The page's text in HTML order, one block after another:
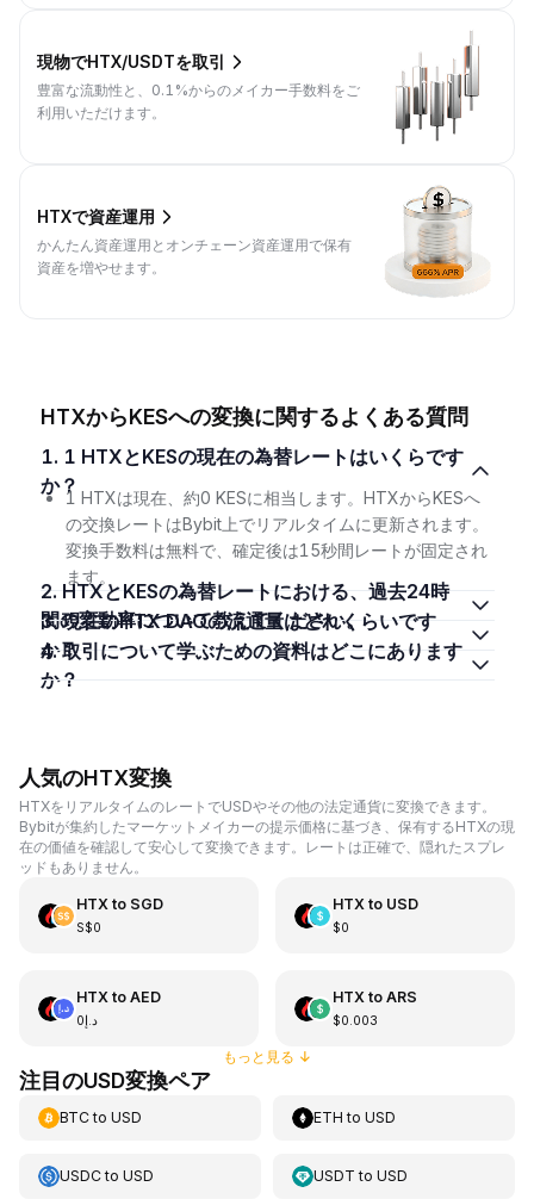
現物でHTX/USDTを取引
豊富な流動性と、0.1%からのメイカー手数料をご
利用いただけます。
HTXで資産運用
かんたん資産運用とオンチェーン資産運用で保有
資産を増やせます。
HTXからKESへの変換に関するよくある質問
1. 1 HTXとKESの現在の為替レートはいくらです
か？
1 HTXは現在、約0 KESに相当します。HTXからKESへ
の交換レートはBybit上でリアルタイムに更新されます。
変換手数料は無料で、確定後は15秒間レートが固定され
ます。
2. HTXとKESの為替レートにおける、過去24時
間の変動率について教えてください。
3. 現在のHTX DAOの流通量はどれくらいです
か？
4. 取引について学ぶための資料はどこにあります
か？
人気のHTX変換
HTXをリアルタイムのレートでUSDやその他の法定通貨に変換できます。
Bybitが集約したマーケットメイカーの提示価格に基づき、保有するHTXの現
在の価値を確認して安心して変換できます。レートは正確で、隠れたスプレ
ッドもありません。
HTXto SGD
S$0
HTXto USD
$0
HTXto AED
د.إ0
HTXto ARS
$0.003
もっと見る ↓
注目のUSD変換ペア
BTCto USD ETH toUSD
USDCto USD USDT toUSD